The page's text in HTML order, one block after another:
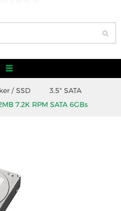
/ SSD
3.5" SATA
7.2K RPM SATA 6GBs